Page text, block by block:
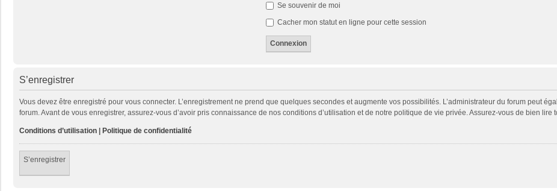
Se souvenir de moi
Cacher mon statut en ligne pour cette session
S’enregistrer
Vous devez être enregistré pour vous connecter. L’enregistrement ne prend que quelques secondes et augmente vos possibilités. L’administrateur du forum peut
forum. Avant de vous enregistrer, assurez-vous d’avoir pris connaissance de nos conditions d’utilisation et de notre politique de vie privée. Assurez-vous de bien lire
Conditions d’utilisation | Politique de confidentialité
S’enregistrer